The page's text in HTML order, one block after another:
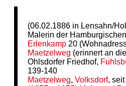
(06.02.1886 in Lensahn/
Malerin der
Erlenkamp 20
Maetzelweg (erinnert an
Ohlsdorfer Friedhof,
139-140
Maetzelweg,Volksdorf,